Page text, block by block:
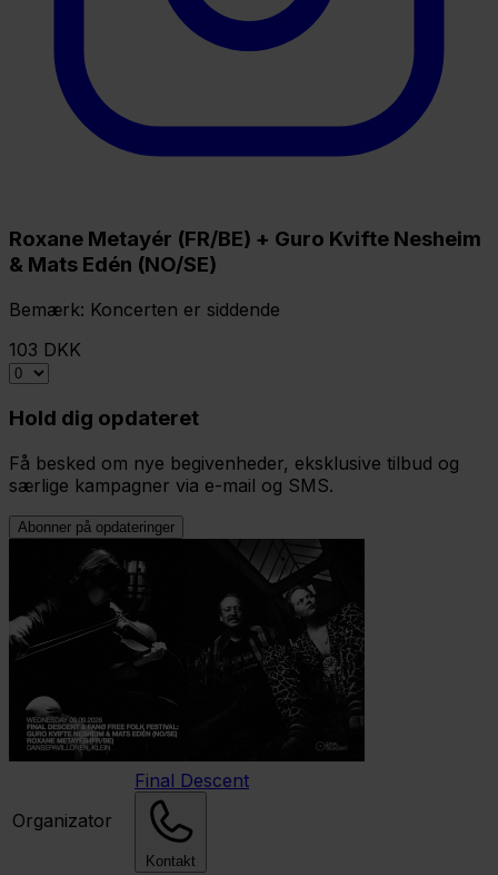
Roxane Metayér (FR/BE) + Guro Kvifte Nesheim
& Mats Edén (NO/SE)
Bemærk: Koncerten er siddende
103 DKK
Hold dig opdateret
Få besked om nye begivenheder, eksklusive tilbud og
særlige kampagner via e-mail og SMS.
Abonner på opdateringer
Organizator
Final Descent
Kontakt